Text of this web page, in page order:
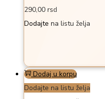
290,00 rsd
Dodajte na listu želja
Dodaj u korpu
Dodajte na listu želja